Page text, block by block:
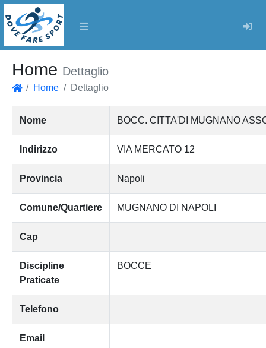
Home Dettaglio
Home Dettaglio
Nome BOCC. CITTA'DI MUGNANO
Indirizzo VIA MERCATO 12
Provincia Napoli
Comune/Quartiere MUGNANO DI NAPOLI
Cap
Discipline
Praticate
BOCCE
Telefono
Email